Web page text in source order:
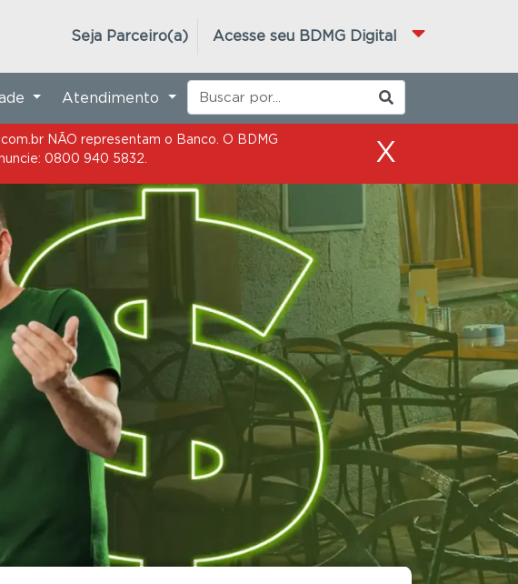
Acesse seu BDMG Digital
Seja Parceiro(a)
0800 940 5832.
X
os
Atendimento
NÃO representam o Banco. O BDMG
0800 940 5832.
X